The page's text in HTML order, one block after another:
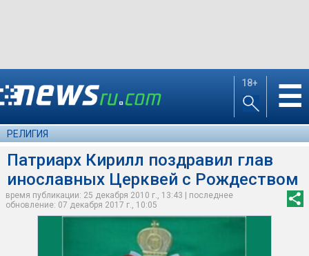
18+ ☰
РЕЛИГИЯ
Патриарх Кирилл поздравил глав
инославных Церквей с Рождеством
время публикации: 25 декабря 2010 г., 13:43 | последнее
обновление: 07 декабря 2017 г., 10:05